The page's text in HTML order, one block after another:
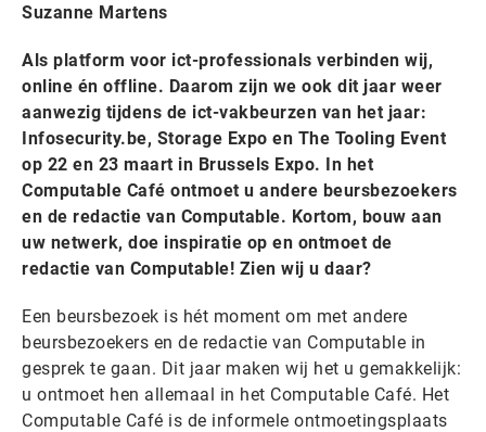
Suzanne Martens
Als platform voor ict-professionals verbinden wij,
online én offline. Daarom zijn we ook dit jaar weer
aanwezig tijdens de ict-vakbeurzen van het jaar:
Infosecurity.be, Storage Expo en The Tooling Event
op 22 en 23 maart in Brussels Expo. In het
Computable Café ontmoet u andere beursbezoekers
en de redactie van Computable. Kortom, bouw aan
uw netwerk, doe inspiratie op en ontmoet de
redactie van Computable! Zien wij u daar?
Een beursbezoek is hét moment om met andere
beursbezoekers en de redactie van Computable in
gesprek te gaan. Dit jaar maken wij het u gemakkelijk:
u ontmoet hen allemaal in het Computable Café. Het
Computable Café is de informele ontmoetingsplaats